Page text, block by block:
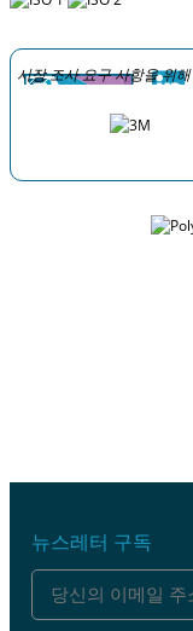
시장 조사 요구 사항을 위
뉴스레터 구독